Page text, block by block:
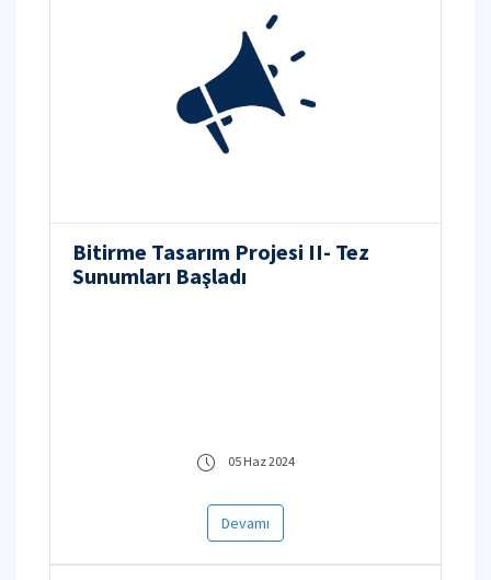
Bitirme Tasarım Projesi II- Tez
Sunumları Başladı
05 Haz 2024
Devamı